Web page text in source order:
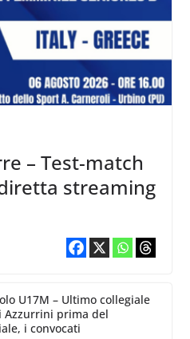
– Test-match
streaming
U17M – Ultimo collegiale
Azzurrini prima del
i convocati